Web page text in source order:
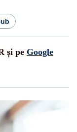
și pe Google